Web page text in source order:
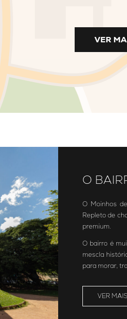
VER
O
O Moinhos
Repleto de
premium.
O bairro é
mescla
para morar,
VER